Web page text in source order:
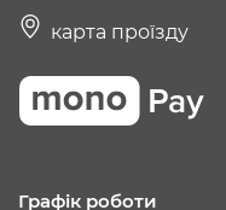
карта проїзду
Графік роботи